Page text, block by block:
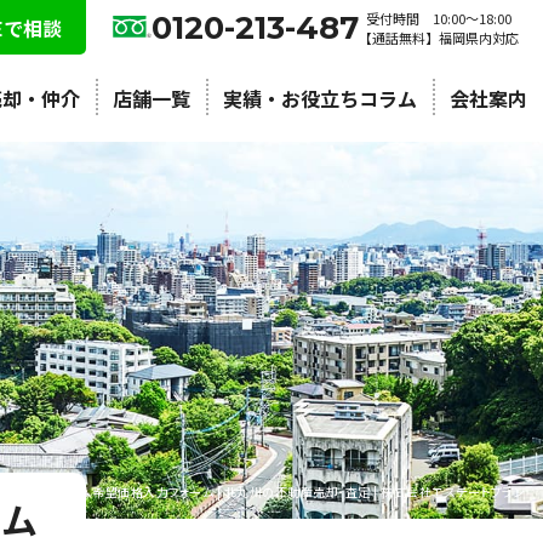
相談 0120-213-487 受付時間 10:00〜18:00
【通話無料】福岡県内対応
・仲介 店舗一覧 実績・お役立ちコラム 会社案内
マンション購入希望価格入力フォーム | 北九州の不動産売却・査定 | 株式会社エステートプラン